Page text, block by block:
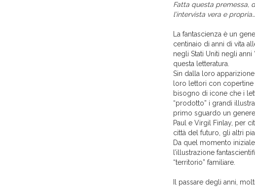
Fatta questa premessa,
l’intervista vera e propria…
La fantascienza è un
centinaio di anni di vita
negli Stati Uniti negli
questa letteratura.
Sin dalla loro
loro lettori con copertine
bisogno di icone che i
“prodotto” i grandi
primo sguardo un
Paul e Virgil Finlay, per
città del futuro, gli altri
Da quel momento
l’illustrazione
“territorio” familiare.
Il passare degli anni,